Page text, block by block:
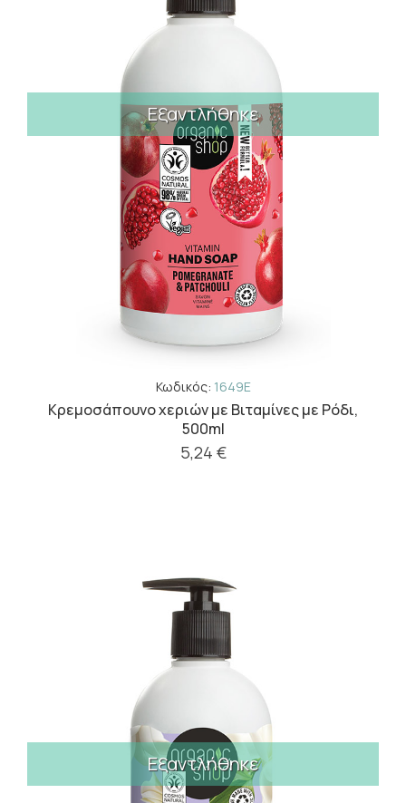
Εξαντλήθηκε
Κωδικός: 1649E
Κρεμοσάπουνο χεριών με Βιταμίνες με Ρόδι,
500ml
5,24 €
Εξαντλήθηκε